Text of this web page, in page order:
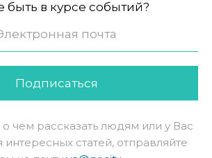
быть в курсе событий?
Подписаться
о чем рассказать людям или у Вас
интересных статей, отправляйте